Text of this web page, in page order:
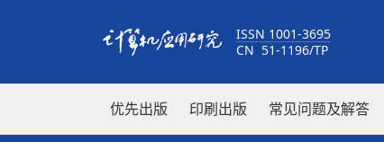
ISSN 1001-3695
CN 51-1196/TP
优先出版 印刷出版 常见问题及解答